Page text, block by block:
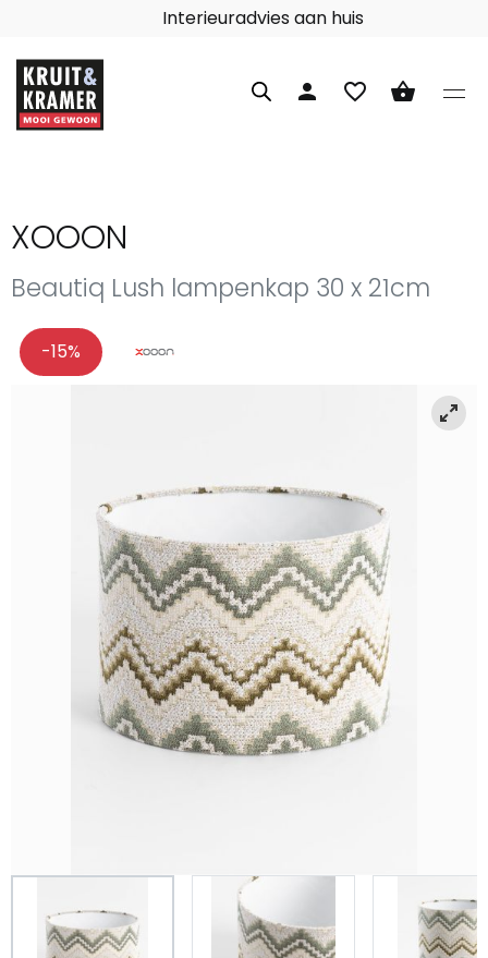
Interieuradvies aan huis
person favorite_border shopping_basket
XOOON
Beautiq Lush lampenkap 30 x 21cm
-15%